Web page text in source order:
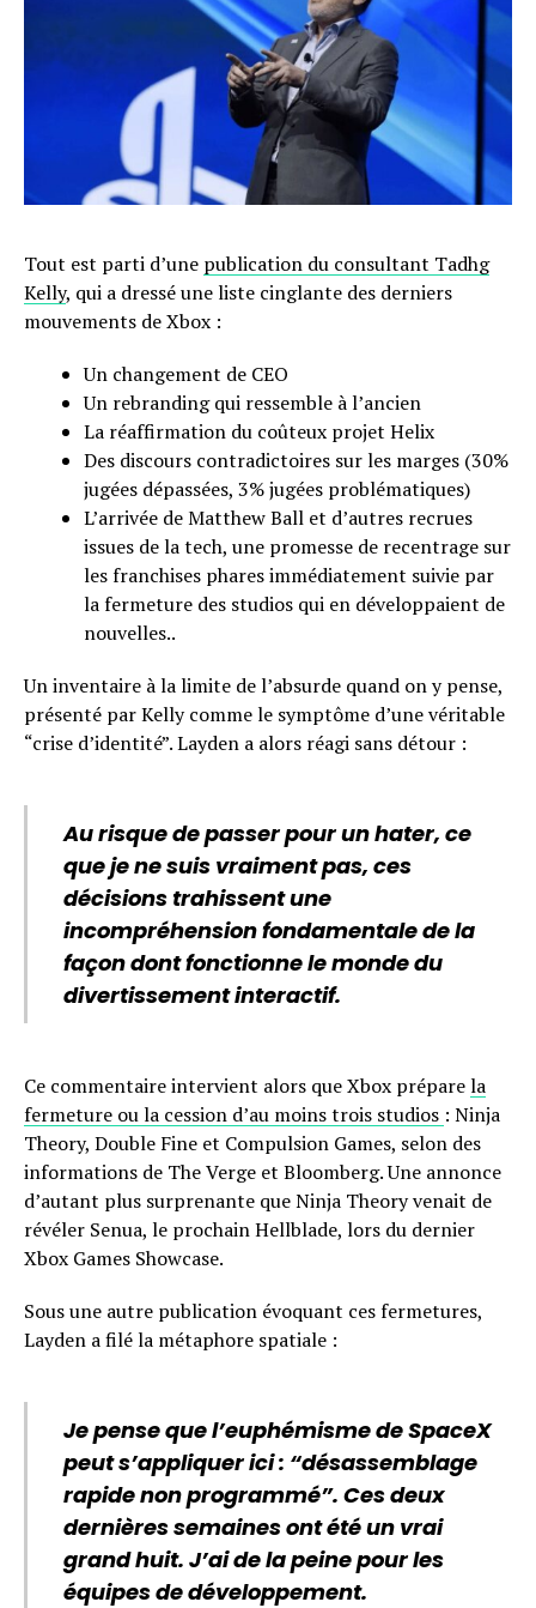
Tout est parti d’une publication du consultant Tadhg
Kelly, qui a dressé une liste cinglante des derniers
mouvements de Xbox :
Un changement de CEO
Un rebranding qui ressemble à l’ancien
La réaffirmation du coûteux projet Helix
Des discours contradictoires sur les marges (30%
jugées dépassées, 3% jugées problématiques)
L’arrivée de Matthew Ball et d’autres recrues
issues de la tech, une promesse de recentrage sur
les franchises phares immédiatement suivie par
la fermeture des studios qui en développaient de
nouvelles..
Un inventaire à la limite de l’absurde quand on y pense,
présenté par Kelly comme le symptôme d’une véritable
“crise d’identité”. Layden a alors réagi sans détour :
Au risque de passer pour un hater, ce
que je ne suis vraiment pas, ces
décisions trahissent une
incompréhension fondamentale de la
façon dont fonctionne le monde du
divertissement interactif.
Ce commentaire intervient alors que Xbox préparela
fermeture ou la cession d’au moins trois studios : Ninja
Theory, Double Fine et Compulsion Games, selon des
informations de The Verge et Bloomberg. Une annonce
d’autant plus surprenante que Ninja Theory venait de
révéler Senua, le prochain Hellblade, lors du dernier
Xbox Games Showcase.
Sous une autre publication évoquant ces fermetures,
Layden a filé la métaphore spatiale :
Je pense que l’euphémisme de SpaceX
peut s’appliquer ici : “désassemblage
rapide non programmé”. Ces deux
dernières semaines ont été un vrai
grand huit. J’ai de la peine pour les
équipes de développement.